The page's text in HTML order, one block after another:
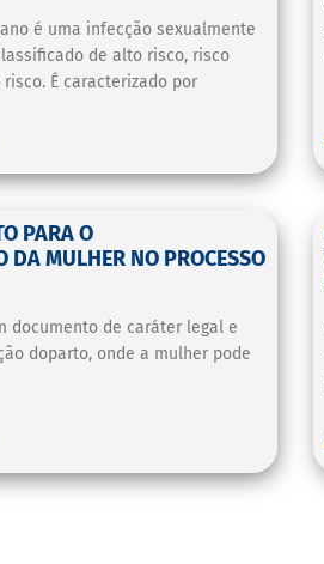
é uma infecção sexualmente
de alto risco, risco
É caracterizado por
PARA O
DA MULHER NO PROCESSO
documento de caráter legal e
doparto, onde a mulher pode